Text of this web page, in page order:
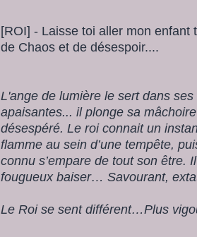
[ROI] - Laisse toi aller mon
de Chaos et de désespoir....
L'ange de lumière le sert dans
apaisantes... il plonge sa
désespéré. Le roi connait un
flamme au sein d’une tempête,
connu s’empare de tout son être.
fougueux baiser… Savourant,
Le Roi se sent différent…Plus